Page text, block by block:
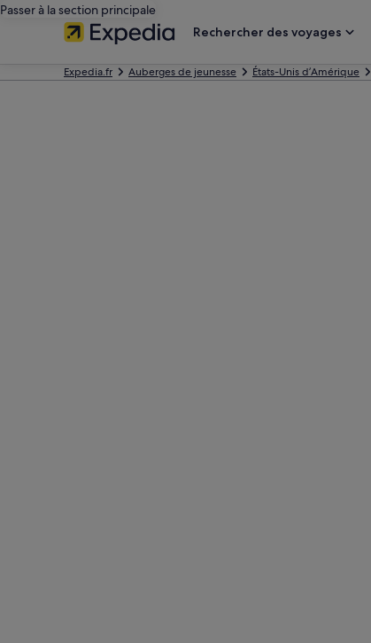
Passer à la section principale
Rechercher des voyages
Expedia.fr Auberges de jeunesse États-Unis d’Amérique